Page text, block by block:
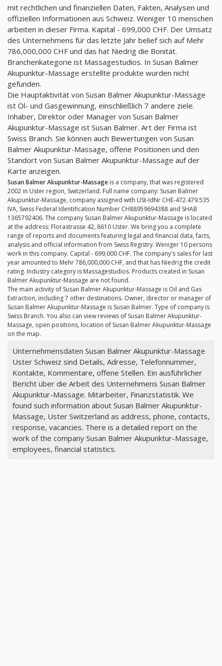
mit rechtlichen und finanziellen Daten, Fakten, Analysen und
offiziellen Informationen aus Schweiz. Weniger 10 menschen
arbeiten in dieser Firma. Kapital - 699,000 CHF. Der Umsatz
des Unternehmens für das letzte Jahr belief sich auf Mehr
786,000,000 CHF und das hat Niedrig die Bonität.
Branchenkategorie ist Massagestudios. In Susan Balmer
Akupunktur-Massage erstellte produkte wurden nicht
gefunden.
Die Hauptaktivität von Susan Balmer Akupunktur-Massage
ist Öl- und Gasgewinnung, einschließlich 7 andere ziele.
Inhaber, Direktor oder Manager von Susan Balmer
Akupunktur-Massage ist Susan Balmer. Art der Firma ist
Swiss Branch. Sie können auch Bewertungen von Susan
Balmer Akupunktur-Massage, offene Positionen und den
Standort von Susan Balmer Akupunktur-Massage auf der
Karte anzeigen.
Susan Balmer Akupunktur-Massage is a company, that was registered
2002 in Uster region, Switzerland. Full name company: Susan Balmer
Akupunktur-Massage, company assigned with USt-IdNr CHE-472.479.535
IVA, Swiss Federal Identification Number CH88959694388 and SHAB
1365792406. The company Susan Balmer Akupunktur-Massage is located
at the address: Florastrasse 42, 8610 Uster. We bring you a complete
range of reports and documents featuring legal and financial data, facts,
analysis and official information from Swiss Registry. Weniger 10 persons
work in this company. Capital - 699,000 CHF. The company's sales for last
year amounted to Mehr 786,000,000 CHF, and that has Niedrig the credit
rating. Industry category is Massagestudios. Products created in Susan
Balmer Akupunktur-Massage are not found.
The main activity of Susan Balmer Akupunktur-Massage is Oil and Gas
Extraction, including 7 other destinations. Owner, director or manager of
Susan Balmer Akupunktur-Massage is Susan Balmer. Type of company is
Swiss Branch. You also can view reviews of Susan Balmer Akupunktur-
Massage, open positions, location of Susan Balmer Akupunktur-Massage
on the map.
Unternehmensdaten Susan Balmer Akupunktur-Massage
Uster Schweiz sind Details, Adresse, Telefonnummer,
Kontakte, Kommentare, offene Stellen. Ein ausführlicher
Bericht über die Arbeit des Unternehmens Susan Balmer
Akupunktur-Massage. Mitarbeiter, Finanzstatistik. We
found such information about Susan Balmer Akupunktur-
Massage, Uster Switzerland as address, phone, contacts,
response, vacancies. There is a detailed report on the
work of the company Susan Balmer Akupunktur-Massage,
employees, financial statistics.